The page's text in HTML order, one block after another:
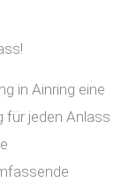
in Ainring eine
jeden Anlass